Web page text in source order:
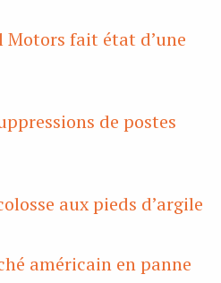
fait état d’une
de postes
aux pieds d’argile
américain en panne